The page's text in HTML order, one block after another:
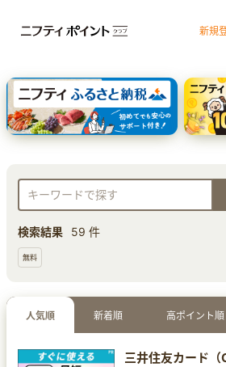
新規
三井住友カード ゴールド（NL）（家族カード
【実質初月無料】DMM | Disney+(ディズニー
SBI証券 確定拠出年金（iDeCo）
検索結果 59 件
無料
人気順 新着順 高ポイント順
三井住友カード（